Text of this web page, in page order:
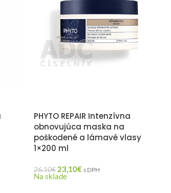
PHYTO REPAIR Intenzívna
obnovujúca maska na
poškodené a lámavé vlasy
1×200 ml
26,10€ 23,10€ s DPH
Na sklade